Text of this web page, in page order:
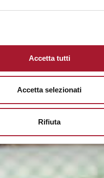
Accetta tutti
Accetta selezionati
Rifiuta